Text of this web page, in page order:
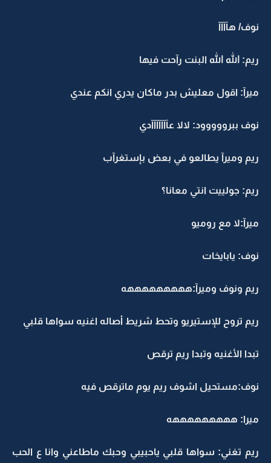
نوف/ هآآآآ
ريم: الله الله البنت رآحت فيها
ميرآ: اقول معليش بدر ماكان يدري انكم عندي
نوف ببرووووود: لالا عآآآآآآآدي
ريم وميرآ يطالعو في بعض بإستغرآب
ريم: جولييت انتي معانا؟
ميرآ:لا مع روميو
نوف: يابايخات
ريم ونوف وميرآ:هههههههههه
ريم تروح للإستيريو وتحط شريط أصاله اغنيه سواها قلبي
تبدا الأغنيه وتبدا ريم ترقص
نوف:مستحيل اشوف ريم يوم ماترقص فيه
ميرا: هههههههههه
ريم تغني: سواها قلبي ياحبيبي وحبك ماطاعني وانا ع الحب